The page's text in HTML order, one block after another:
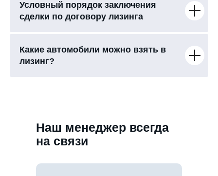
Условный порядок заключения
сделки по договору лизинга
Какие автомобили можно взять в
лизинг?
Наш менеджер всегда
на связи